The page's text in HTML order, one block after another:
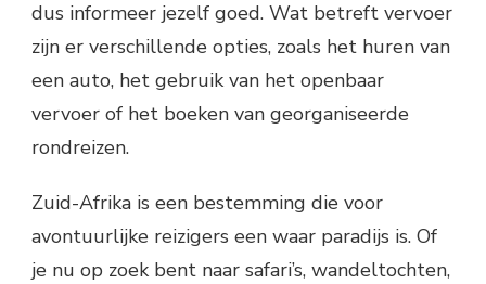
dus informeer jezelf goed. Wat betreft vervoer
zijn er verschillende opties, zoals het huren van
een auto, het gebruik van het openbaar
vervoer of het boeken van georganiseerde
rondreizen.
Zuid-Afrika is een bestemming die voor
avontuurlijke reizigers een waar paradijs is. Of
je nu op zoek bent naar safari’s, wandeltochten,